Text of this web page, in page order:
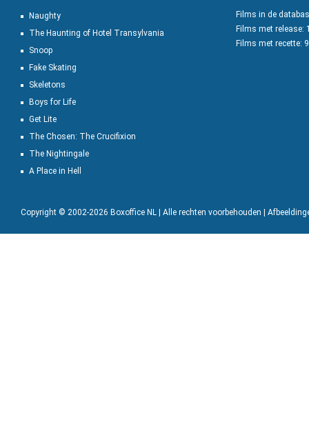
Naughty
The Haunting of Hotel Transylvania
Snoop
Fake Skating
Skeletons
Boys for Life
Get Lite
The Chosen: The Crucifixion
The Nightingale
A Place in Hell
Films in de
Films met release:
Films met recette:
Copyright © 2002-2026 Boxoffice NL | Alle rechten voorbehouden |